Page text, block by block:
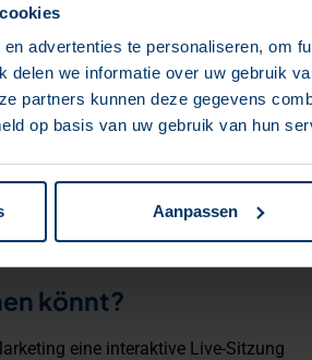
advertenties te personaliseren, om
delen we informatie over uw gebruik
partners kunnen deze gegevens
op basis van uw gebruik van hun
Aanpassen
Stück jetzt so beliebt ist
Ihr macht vielleicht keine
bieten. Dann hilft euch AI dabei,
ist etwas träge“) und zu zeigen, wie
ohne es zu erzwingen.
Zugriff auf die richtigen
ihr erst einmal spürt, wie viel Raum
könnt?
eine interaktive Live-Sitzung